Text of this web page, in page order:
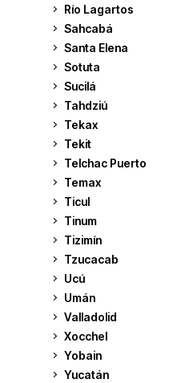
Río Lagartos
Sahcabá
Santa Elena
Sotuta
Sucilá
Tahdziú
Tekax
Tekit
Telchac Puerto
Temax
Ticul
Tinum
Tizimín
Tzucacab
Ucú
Umán
Valladolid
Xocchel
Yobain
Yucatán